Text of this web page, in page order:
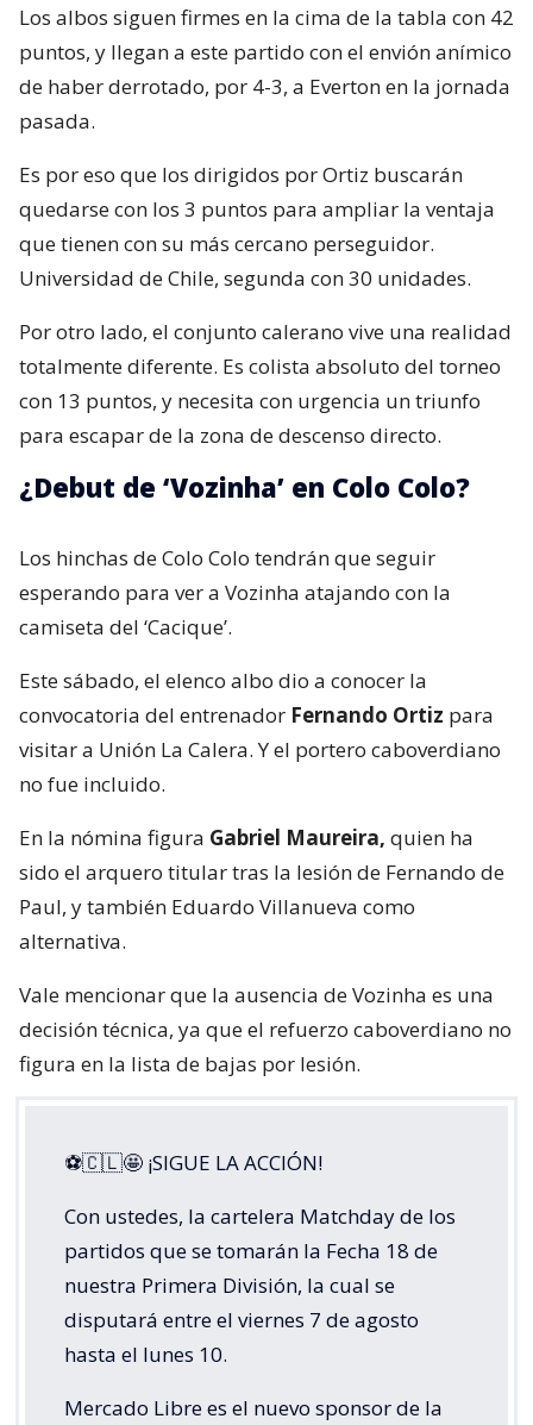
Los albos siguen firmes en la cima de la tabla con 42
puntos, y llegan a este partido con el envión anímico
de haber derrotado, por 4-3, a Everton en la jornada
pasada.
Es por eso que los dirigidos por Ortiz buscarán
quedarse con los 3 puntos para ampliar la ventaja
que tienen con su más cercano perseguidor.
Universidad de Chile, segunda con 30 unidades.
Por otro lado, el conjunto calerano vive una realidad
totalmente diferente. Es colista absoluto del torneo
con 13 puntos, y necesita con urgencia un triunfo
para escapar de la zona de descenso directo.
¿Debut de ‘Vozinha’ en Colo Colo?
Los hinchas de Colo Colo tendrán que seguir
esperando para ver a Vozinha atajando con la
camiseta del ‘Cacique’.
Este sábado, el elenco albo dio a conocer la
convocatoria del entrenador Fernando Ortiz para
visitar a Unión La Calera. Y el portero caboverdiano
no fue incluido.
En la nómina figura Gabriel Maureira, quien ha
sido el arquero titular tras la lesión de Fernando de
Paul, y también Eduardo Villanueva como
alternativa.
Vale mencionar que la ausencia de Vozinha es una
decisión técnica, ya que el refuerzo caboverdiano no
figura en la lista de bajas por lesión.
⚽🇨🇱🤩 ¡SIGUE LA ACCIÓN!
Con ustedes, la cartelera Matchday de los
partidos que se tomarán la Fecha 18 de
nuestra Primera División, la cual se
disputará entre el viernes 7 de agosto
hasta el lunes 10.
Mercado Libre es el nuevo sponsor de la